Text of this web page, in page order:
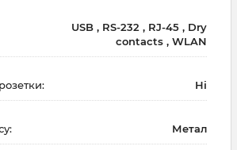
USB , RS-232 , RJ-45 , Dry
contacts , WLAN
Ні
Метал